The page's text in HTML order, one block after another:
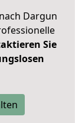
Dargun
Sie